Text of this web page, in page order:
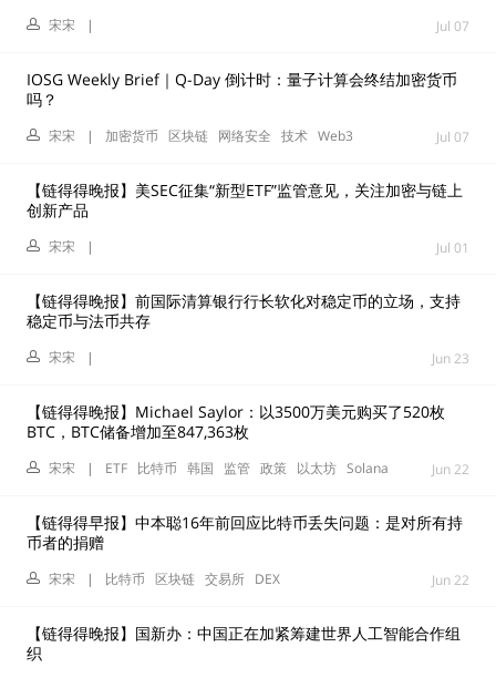
宋宋 | Jul 07
IOSG Weekly Brief｜Q-Day 倒计时：量子计算会终结加密货币
吗？
宋宋 | 加密货币 区块链 网络安全 技术 Web3 Jul 07
【链得得晚报】美SEC征集“新型ETF”监管意见，关注加密与链上
创新产品
宋宋 | Jul 01
【链得得晚报】前国际清算银行行长软化对稳定币的立场，支持
稳定币与法币共存
宋宋 | Jun 23
【链得得晚报】Michael Saylor：以3500万美元购买了520枚
BTC，BTC储备增加至847,363枚
宋宋 | ETF 比特币 韩国 监管 政策 以太坊 Solana Jun 22
【链得得早报】中本聪16年前回应比特币丢失问题：是对所有持
币者的捐赠
宋宋 | 比特币 区块链 交易所 DEX Jun 22
【链得得晚报】国新办：中国正在加紧筹建世界人工智能合作组
织